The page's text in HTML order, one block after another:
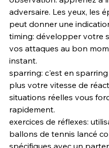
adversaire. Les yeux, les
peut donner une
timing: développer votre
vos attaques au bon
instant.
sparring: c'est en
plus votre vitesse de
situations réelles vous
rapidement.
exercices de réflexes:
ballons de tennis lancé